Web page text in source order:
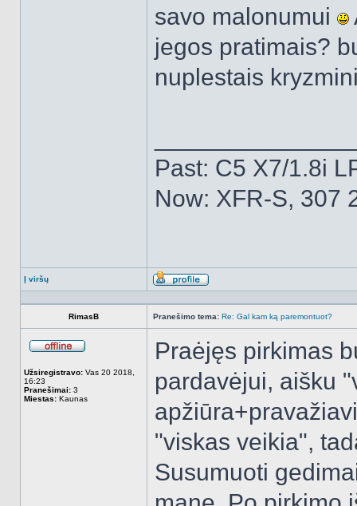
savo malonumui
jegos pratimais?
nuplestais
Past: C5 X7/1.8i
Now: XFR-S, 307
Į viršų
Aprašymas
RimasB Pranešimo tema: Re: Gal kam ką paremontuot?
Užsiregistravo: Vas 20 2018,
16:23
Pranešimai: 3
Miestas: Kaunas
Praėjęs pirkimas
pardavėjui, aišku
"viskas veikia",
Susumuoti